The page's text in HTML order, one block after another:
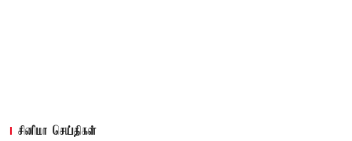
சினிமா செய்திகள்